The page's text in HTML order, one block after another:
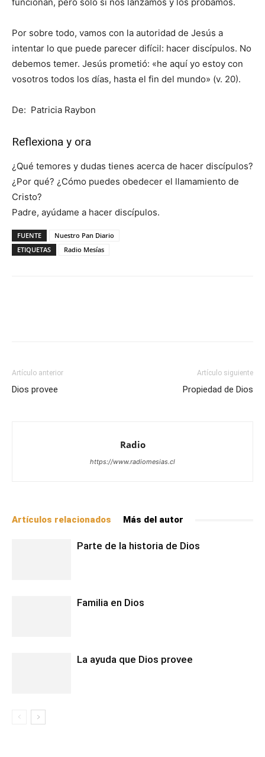
Por sobre todo, vamos con la autoridad de Jesús a
intentar lo que puede parecer difícil: hacer discípulos. No
debemos temer. Jesús prometió: «he aquí yo estoy con
vosotros todos los días, hasta el fin del mundo» (v. 20).
De: Patricia Raybon
Reflexiona y ora
¿Qué temores y dudas tienes acerca de hacer discípulos?
¿Por qué? ¿Cómo puedes obedecer el llamamiento de
Cristo?
Padre, ayúdame a hacer discípulos.
FUENTE
Nuestro Pan Diario
ETIQUETAS
Radio Mesías
Artículo anterior
Dios provee
Artículo siguiente
Propiedad de Dios
Radio
https://www.radiomesias.cl
Artículos relacionados Más del autor
Parte de la historia de Dios
Familia en Dios
La ayuda que Dios provee